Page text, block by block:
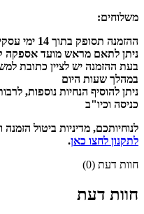
משלוחים:
ההזמנה תסופק בתוך 14 ימי עסקים, ישירות ובאמצעות שליח עד הבית
ניתן לתאם מראש מועד אספקה
בעת ההזמנה יש לציין כתובת
במהלך שעות היום
ניתן להוסיף הנחיות נוספות,
כניסה וכיו"ב
לנוחיותכם, מדיניות ביטול
לתקנון לחצו כאן.
חוות דעת (0)
חוות דעת